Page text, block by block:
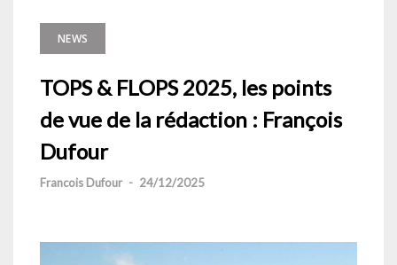
NEWS
TOPS & FLOPS 2025, les points
de vue de la rédaction : François
Dufour
Francois Dufour - 24/12/2025